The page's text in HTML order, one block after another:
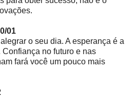
01
o seu dia. A esperança é a
no futuro e nas
fará você um pouco mais